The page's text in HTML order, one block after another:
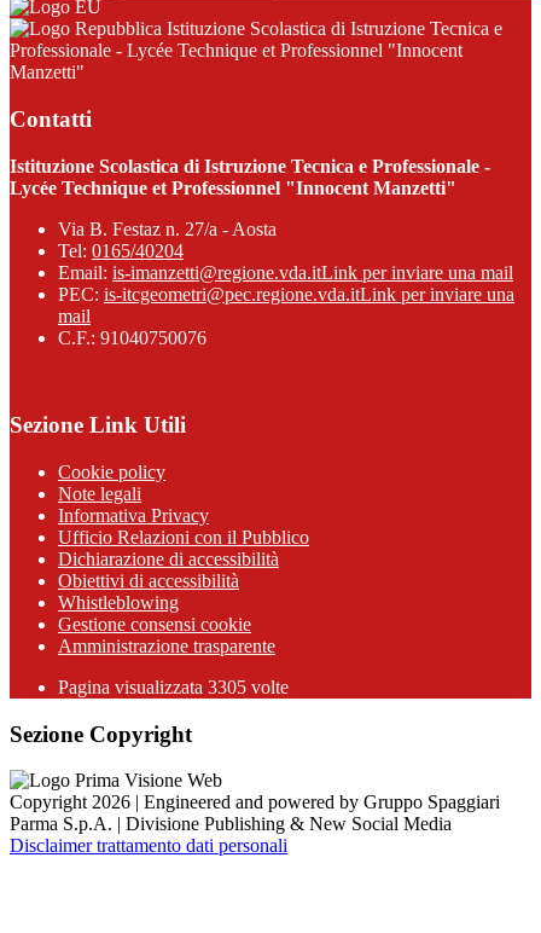
Istituzione Scolastica di Istruzione Tecnica e
Professionale - Lycée Technique et Professionnel "Innocent
Manzetti"
Contatti
Istituzione Scolastica di Istruzione Tecnica e Professionale -
Lycée Technique et Professionnel "Innocent Manzetti"
Via B. Festaz n. 27/a - Aosta
Tel: 0165/40204
Email: is-imanzetti@regione.vda.itLink per inviare una mail
PEC: is-itcgeometri@pec.regione.vda.itLink per inviare una
mail
C.F.: 91040750076
Sezione Link Utili
Cookie policy
Note legali
Informativa Privacy
Ufficio Relazioni con il Pubblico
Dichiarazione di accessibilità
Obiettivi di accessibilità
Whistleblowing
Gestione consensi cookie
Amministrazione trasparente
Pagina visualizzata 3305 volte
Sezione Copyright
Copyright 2026 | Engineered and powered by Gruppo Spaggiari
Parma S.p.A. | Divisione Publishing & New Social Media
Disclaimer trattamento dati personali